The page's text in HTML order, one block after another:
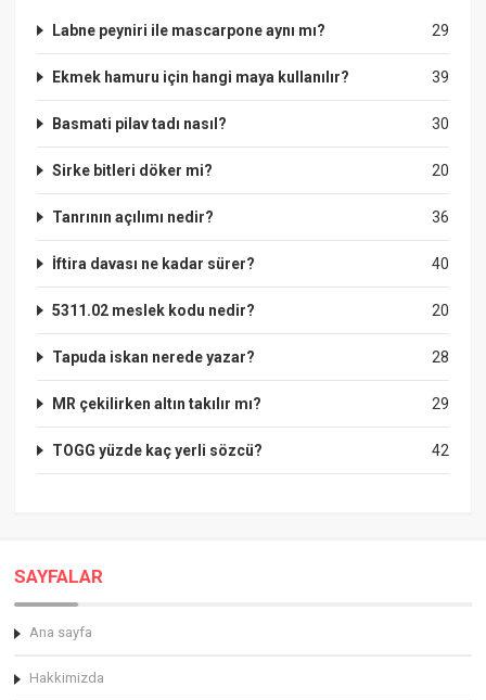
29
Labne peyniri ile mascarpone aynı mı?
39
Ekmek hamuru için hangi maya kullanılır?
30
Basmati pilav tadı nasıl?
20
Sirke bitleri döker mi?
36
Tanrının açılımı nedir?
40
İftira davası ne kadar sürer?
20
5311.02 meslek kodu nedir?
28
Tapuda iskan nerede yazar?
29
MR çekilirken altın takılır mı?
42
TOGG yüzde kaç yerli sözcü?
SAYFALAR
Ana sayfa
Hakkimizda